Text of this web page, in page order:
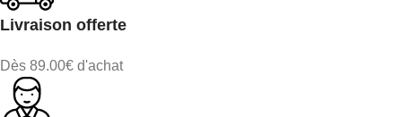
Livraison offerte
Dès 89.00€ d'achat